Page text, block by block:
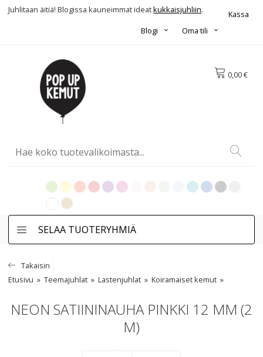
Juhlitaan äitiä! Blogissa kauneimmat ideatkukkaisjuhliin.
Kassa
Oma tili
Blogi
0,00 €
SELAA TUOTERYHMIÄ
Takaisin
Etusivu
Teemajuhlat Lastenjuhlat Koiramaiset kemut
NEON SATIININAUHA PINKKI 12 MM (2
M)